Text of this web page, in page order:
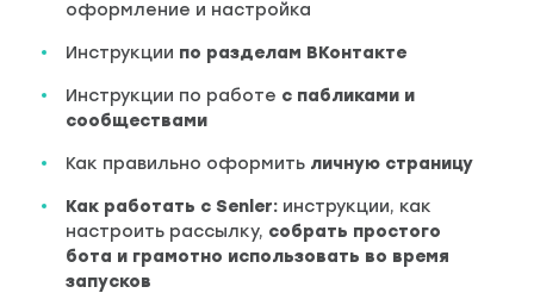
оформление и настройка
Инструкции по разделам ВКонтакте
Инструкции по работе с пабликами и
сообществами
Как правильно оформить личную страницу
Как работать с Senler: инструкции, как
настроить рассылку, собрать простого
бота и грамотно использовать во время
запусков